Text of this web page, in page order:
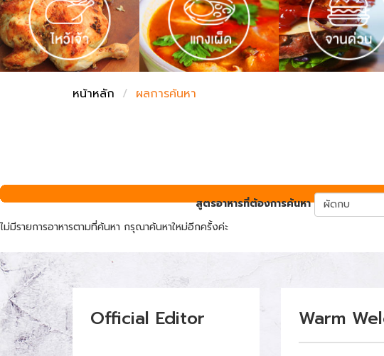
หน้าหลัก ผลการค้นหา
สูตรอาหารที่ต้องการค้นหา
ไม่มีรายการอาหารตามที่ค้นหา กรุณาค้นหาใหม่อีกครั้งค่ะ
Official Editor Warm